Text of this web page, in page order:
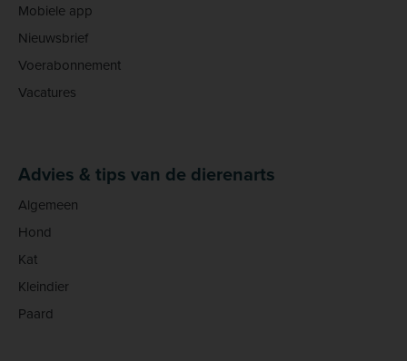
Mobiele app
Nieuwsbrief
Voerabonnement
Vacatures
Advies & tips van de dierenarts
Algemeen
Hond
Kat
Kleindier
Paard